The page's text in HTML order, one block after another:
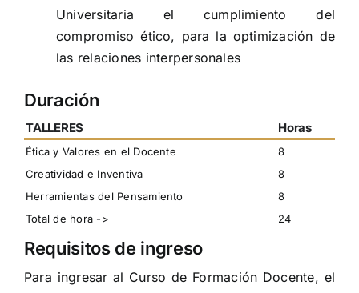
Universitaria el cumplimiento del
compromiso ético, para la optimización de
las relaciones interpersonales
Duración
TALLERES Horas
Ética y Valores en el Docente
8
Creatividad e Inventiva
8
Herramientas del Pensamiento
8
Total de hora ->
24
Requisitos de ingreso
Para ingresar al Curso de Formación Docente, el